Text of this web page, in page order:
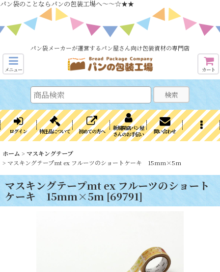
パン袋のことならパンの包装工場へ～～☆★★
パン袋メーカーが運営するパン屋さん向け包装資材の専門店
メニュー カート
検索
ログイン 特注品について 初めての方へ
新規開店パン屋
さんのお手伝い
問い合わせ
ホーム > マスキングテープ
> マスキングテープmt ex フルーツのショートケーキ 15mm×5m
マスキングテープmt ex フルーツのショート
ケーキ 15mm×5m [69791]